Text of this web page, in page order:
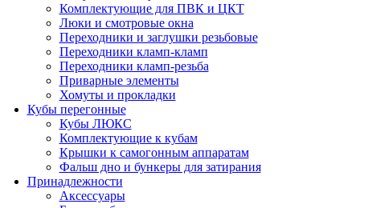
Комплектующие для ПВК и ЦКТ
Люки и смотровые окна
Переходники и заглушки резьбовые
Переходники кламп-кламп
Переходники кламп-резьба
Приварные элементы
Хомуты и прокладки
Кубы перегонные
Кубы ЛЮКС
Комплектующие к кубам
Крышки к самогонным аппаратам
Фальш дно и бункеры для затирания
Принадлежности
Аксессуары